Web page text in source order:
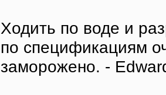
Ходить по воде и
по спецификациям
заморожено. -